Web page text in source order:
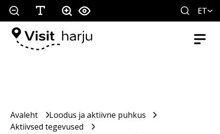
ET
Avaleht
Loodus ja aktiivne puhkus
Aktiivsed tegevused